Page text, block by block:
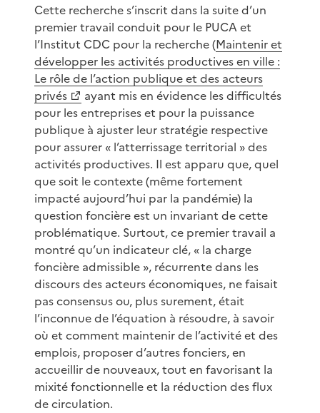
Cette recherche s’inscrit dans la suite d’un
premier travail conduit pour le PUCA et
l’Institut CDC pour la recherche (Maintenir et
développer les activités productives en ville :
Le rôle de l’action publique et des acteurs
privés
ayant mis en évidence les difficultés
pour les entreprises et pour la puissance
publique à ajuster leur stratégie respective
pour assurer « l’atterrissage territorial » des
activités productives. Il est apparu que, quel
que soit le contexte (même fortement
impacté aujourd’hui par la pandémie) la
question foncière est un invariant de cette
problématique. Surtout, ce premier travail a
montré qu’un indicateur clé, « la charge
foncière admissible », récurrente dans les
discours des acteurs économiques, ne faisait
pas consensus ou, plus surement, était
l’inconnue de l’équation à résoudre, à savoir
où et comment maintenir de l’activité et des
emplois, proposer d’autres fonciers, en
accueillir de nouveaux, tout en favorisant la
mixité fonctionnelle et la réduction des flux
de circulation.